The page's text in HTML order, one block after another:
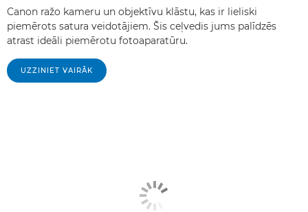
Canon ražo kameru un objektīvu klāstu, kas ir lieliski
piemērots satura veidotājiem. Šis ceļvedis jums palīdzēs
atrast ideāli piemērotu fotoaparatūru.
UZZINIET VAIRĀK